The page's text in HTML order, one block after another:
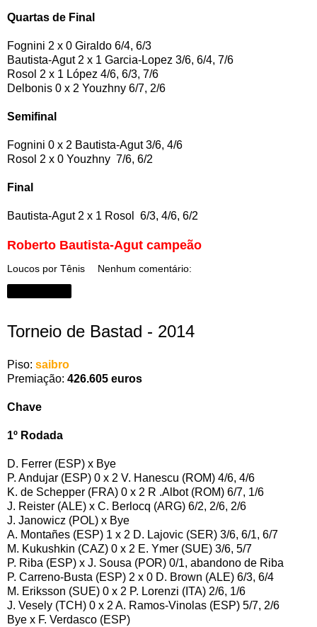
Quartas de Final
Fognini 2 x 0 Giraldo 6/4, 6/3
Bautista-Agut 2 x 1 Garcia-Lopez 3/6, 6/4, 7/6
Rosol 2 x 1 López 4/6, 6/3, 7/6
Delbonis 0 x 2 Youzhny 6/7, 2/6
Semifinal
Fognini 0 x 2 Bautista-Agut 3/6, 4/6
Rosol 2 x 0 Youzhny 7/6, 6/2
Final
Bautista-Agut 2 x 1 Rosol 6/3, 4/6, 6/2
Roberto Bautista-Agut campeão
Loucos por Tênis Nenhum comentário:
Torneio de Bastad - 2014
Piso: saibro
Premiação: 426.605 euros
Chave
1º Rodada
D. Ferrer (ESP) x Bye
P. Andujar (ESP) 0 x 2 V. Hanescu (ROM) 4/6, 4/6
K. de Schepper (FRA) 0 x 2 R .Albot (ROM) 6/7, 1/6
J. Reister (ALE) x C. Berlocq (ARG) 6/2, 2/6, 2/6
J. Janowicz (POL) x Bye
A. Montañes (ESP) 1 x 2 D. Lajovic (SER) 3/6, 6/1, 6/7
M. Kukushkin (CAZ) 0 x 2 E. Ymer (SUE) 3/6, 5/7
P. Riba (ESP) x J. Sousa (POR) 0/1, abandono de Riba
P. Carreno-Busta (ESP) 2 x 0 D. Brown (ALE) 6/3, 6/4
M. Eriksson (SUE) 0 x 2 P. Lorenzi (ITA) 2/6, 1/6
J. Vesely (TCH) 0 x 2 A. Ramos-Vinolas (ESP) 5/7, 2/6
Bye x F. Verdasco (ESP)